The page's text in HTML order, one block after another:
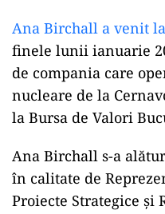
Ana Birchall a venit
finele lunii ianuarie
de compania care
nucleare de la
la Bursa de Valori
Ana Birchall s-a
în calitate de
Proiecte Strategice